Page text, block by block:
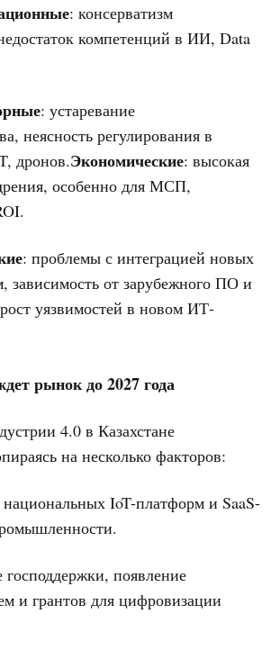
: консерватизм
компетенций в ИИ, Data
: устаревание
неясность регулирования в
дронов.Экономические: высокая
особенно для МСП,
: проблемы с интеграцией новых
зависимость от зарубежного ПО и
уязвимостей в новом ИТ-
рынок до 2027 года
4.0 в Казахстане
на несколько факторов:
IoT-платформ и SaaS-
появление
и грантов для цифровизации